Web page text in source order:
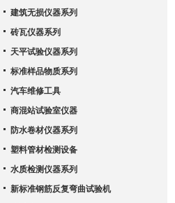
建筑无损仪器系列
砖瓦仪器系列
天平试验仪器系列
标准样品物质系列
汽车维修工具
商混站试验室仪器
防水卷材仪器系列
塑料管材检测设备
水质检测仪器系列
新标准钢筋反复弯曲试验机